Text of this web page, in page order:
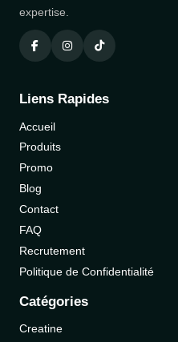
expertise.
Liens Rapides
Accueil
Produits
Promo
Blog
Contact
FAQ
Recrutement
Politique de Confidentialité
Catégories
Creatine